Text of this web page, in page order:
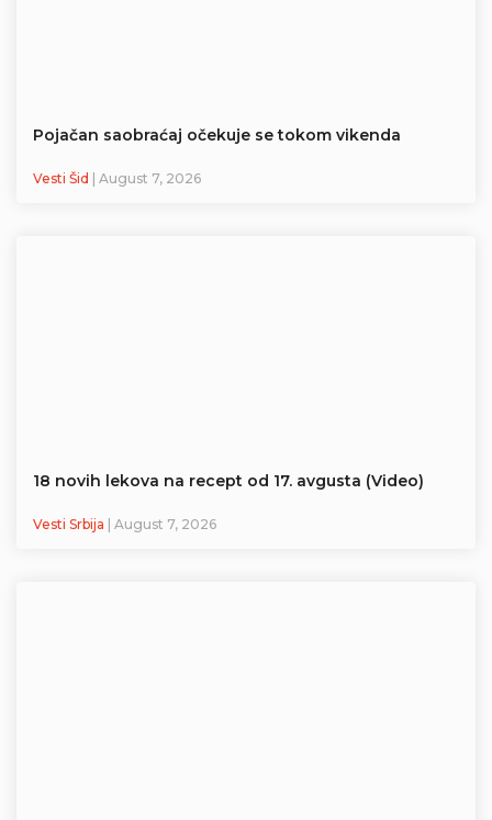
Pojačan saobraćaj očekuje se tokom vikenda
Vesti Šid | August 7, 2026
18 novih lekova na recept od 17. avgusta (Video)
Vesti Srbija | August 7, 2026